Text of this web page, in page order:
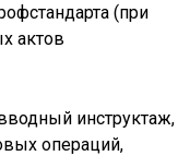
(при
актов
инструктаж,
операций,